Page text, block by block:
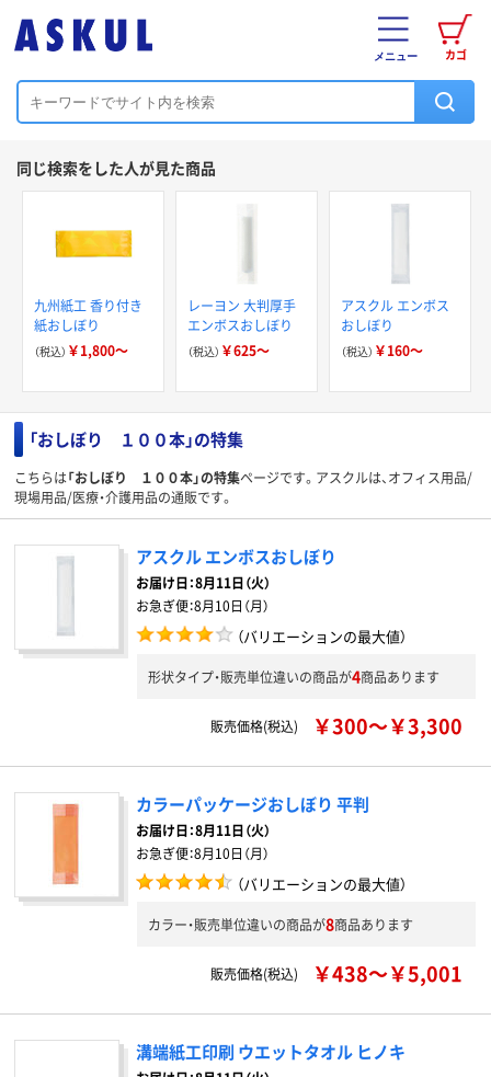
カゴ
メニュー
同じ検索をした人が見た商品
九州紙工 香り付き
紙おしぼり
（税込） ￥1,800～
レーヨン 大判厚手
エンボスおしぼり
（税込） ￥625～
アスクル エンボス
おしぼり
（税込） ￥160～
「おしぼり １００本」の特集
こちらは「おしぼり １００本」の特集ページです。アスクルは、オフィス用品/
現場用品/医療・介護用品の通販です。
アスクル エンボスおしぼり
お届け日：8月11日（火）
お急ぎ便：8月10日（月）
（バリエーションの最大値）
形状タイプ・販売単位違いの商品が4商品あります
販売価格(税込) ￥300～￥3,300
カラーパッケージおしぼり 平判
お届け日：8月11日（火）
お急ぎ便：8月10日（月）
（バリエーションの最大値）
カラー・販売単位違いの商品が8商品あります
販売価格(税込) ￥438～￥5,001
溝端紙工印刷 ウエットタオル ヒノキ